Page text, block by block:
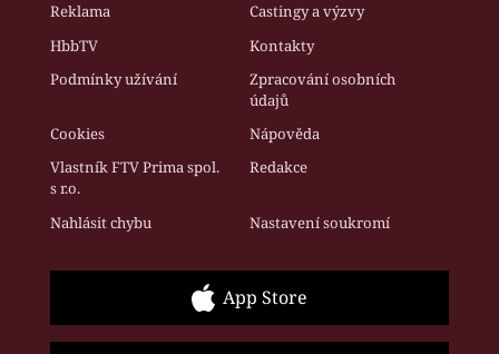
Reklama
Castingy a výzvy
HbbTV
Kontakty
Podmínky užívání
Zpracování osobních
údajů
Cookies
Nápověda
Vlastník FTV Prima spol.
s r.o.
Redakce
Nahlásit chybu Nastavení soukromí
App Store